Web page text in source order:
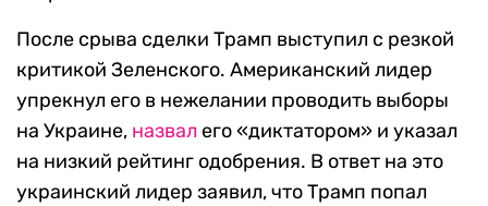
После срыва сделки Трамп выступил с резкой
критикой Зеленского. Американский лидер
упрекнул его в нежелании проводить выборы
на Украине, назвал его «диктатором» и указал
на низкий рейтинг одобрения. В ответ на это
украинский лидер заявил, что Трамп попал